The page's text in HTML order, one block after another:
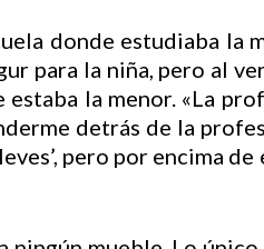
donde estudiaba la
para la niña, pero al
la menor. «La
detrás de la
pero por encima de